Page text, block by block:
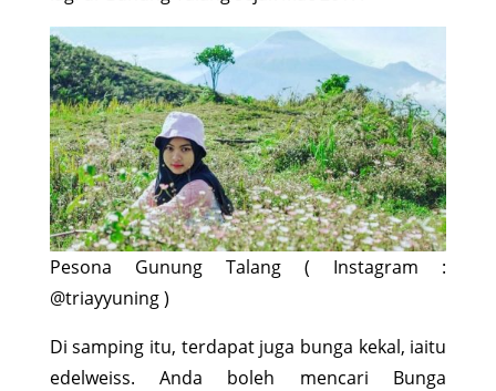
Pesona Gunung Talang ( Instagram :
@triayyuning )
Di samping itu, terdapat juga bunga kekal, iaitu
edelweiss. Anda boleh mencari Bunga